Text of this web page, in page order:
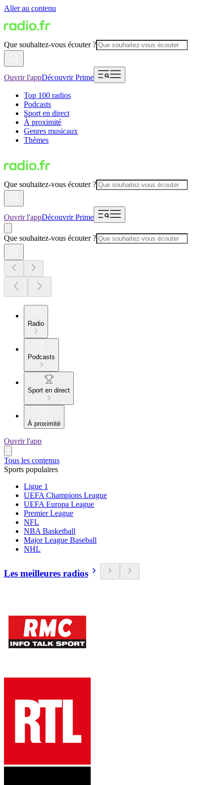
Aller au contenu
Que souhaitez-vous écouter ?
Ouvrir l'appDécouvrir Prime
Top 100 radios
Podcasts
Sport en direct
À proximité
Genres musicaux
Thèmes
Que souhaitez-vous écouter ?
Ouvrir l'appDécouvrir Prime
Que souhaitez-vous écouter ?
Radio
Podcasts
Sport en direct
À proximité
Ouvrir l'app
Tous les contenus
Sports populaires
Ligue 1
UEFA Champions League
UEFA Europa League
Premier League
NFL
NBA Basketball
Major League Baseball
NHL
Les meilleures radios